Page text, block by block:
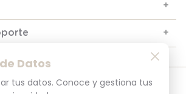
Datos
tus datos. Conoce y gestiona tus
+
+
reservados
revisar siempre en tu navegador que el sitio que